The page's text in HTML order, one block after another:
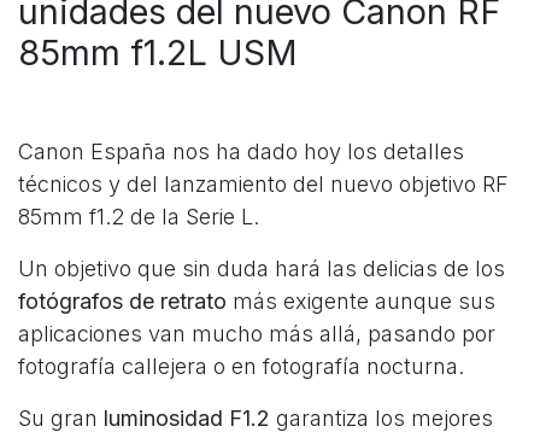
unidades del nuevo Canon RF
85mm f1.2L USM
Canon España nos ha dado hoy los detalles
técnicos y del lanzamiento del nuevo objetivo RF
85mm f1.2 de la Serie L.
Un objetivo que sin duda hará las delicias de los
fotógrafos de retrato más exigente aunque sus
aplicaciones van mucho más allá, pasando por
fotografía callejera o en fotografía nocturna.
Su gran luminosidad F1.2 garantiza los mejores